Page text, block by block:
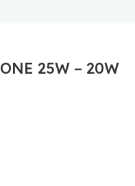
25W – 20W